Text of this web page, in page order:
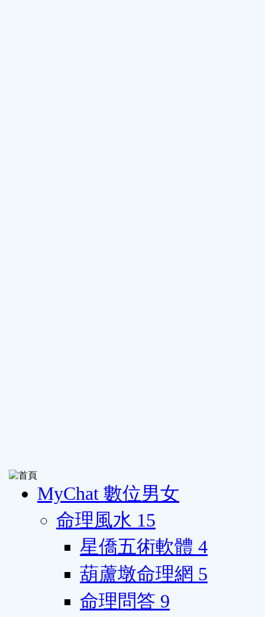
MyChat 數位男女
命理風水 15
星僑五術軟體 4
葫蘆墩命理網 5
命理問答 9